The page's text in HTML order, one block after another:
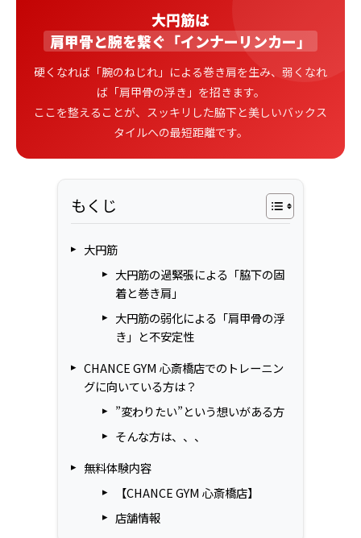
大円筋は
肩甲骨と腕を繋ぐ「インナーリンカー」
硬くなれば「腕のねじれ」による巻き肩を生み、弱くなれ
ば「肩甲骨の浮き」を招きます。
ここを整えることが、スッキリした脇下と美しいバックス
タイルへの最短距離です。
もくじ
大円筋
大円筋の過緊張による「脇下の固
着と巻き肩」
大円筋の弱化による「肩甲骨の浮
き」と不安定性
CHANCE GYM 心斎橋店でのトレーニン
グに向いている方は？
”変わりたい”という想いがある方
そんな方は、、、
無料体験内容
【CHANCE GYM 心斎橋店】
店舗情報